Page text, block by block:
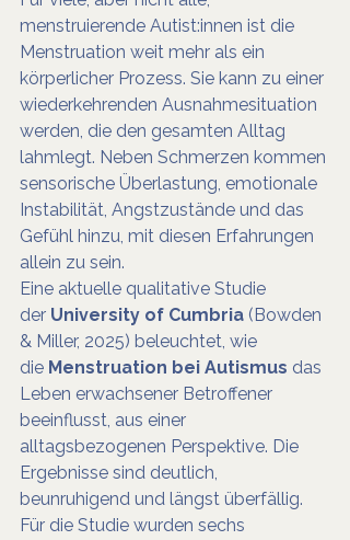
menstruierende Autist:innen ist die
Menstruation weit mehr als ein
körperlicher Prozess. Sie kann zu einer
wiederkehrenden Ausnahmesituation
werden, die den gesamten Alltag
lahmlegt. Neben Schmerzen kommen
sensorische Überlastung, emotionale
Instabilität, Angstzustände und das
Gefühl hinzu, mit diesen Erfahrungen
allein zu sein.
Eine aktuelle qualitative Studie
der University of Cumbria (Bowden
& Miller, 2025) beleuchtet, wie
die Menstruation bei Autismus das
Leben erwachsener Betroffener
beeinflusst, aus einer
alltagsbezogenen Perspektive. Die
Ergebnisse sind deutlich,
beunruhigend und längst überfällig.
Für die Studie wurden sechs